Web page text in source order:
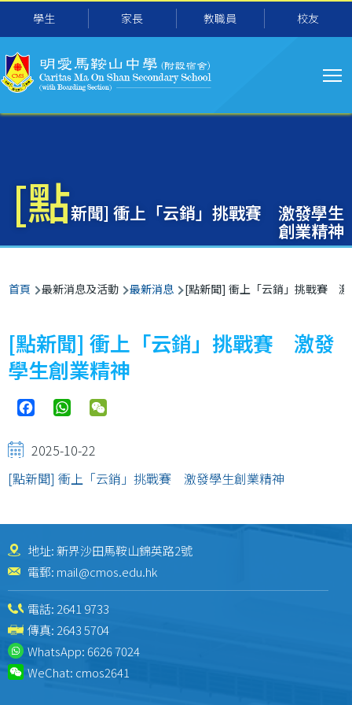
移至主內容
學生 家長 教職員 校友
导
航
[點新聞] 衝上「云銷」挑戰賽 激發學生
創業精神
導
航
連
結
首頁 最新消息及活動 最新消息 [點新聞] 衝上「云銷」挑戰賽 激
[點新聞] 衝上「云銷」挑戰賽 激發
學生創業精神
FacebookWhatsApp
2025-10-22
[點新聞] 衝上「云銷」挑戰賽 激發學生創業精神
地址: 新界沙田馬鞍山錦英路2號
電郵: mail@cmos.edu.hk
電話: 2641 9733
傳真: 2643 5704
WhatsApp:6626 7024
WeChat: cmos2641